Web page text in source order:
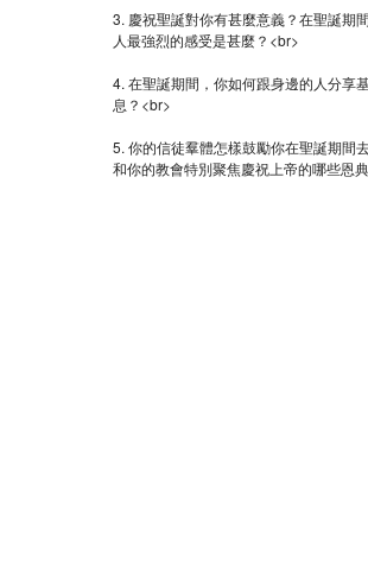
3. 慶祝聖誕對你有甚麼意義？在聖誕期
人最強烈的感受是甚麼？<br>
4. 在聖誕期間，你如何跟身邊的人分享
息？<br>
5. 你的信徒羣體怎樣鼓勵你在聖誕期間
和你的教會特別聚焦慶祝上帝的哪些恩